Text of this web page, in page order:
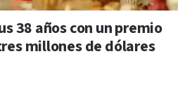
38 años con un premio
millones de dólares